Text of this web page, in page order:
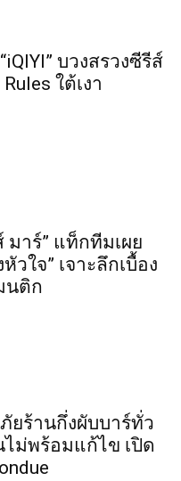
บวงสรวงซีรีส์
ใต้เงา
าร์” แท็กทีมเผย
ใจ” เจาะลึกเบื้อง
นติก
ยร้านกึ่งผับบาร์ทั่ว
ไม่พร้อมแก้ไข เปิด